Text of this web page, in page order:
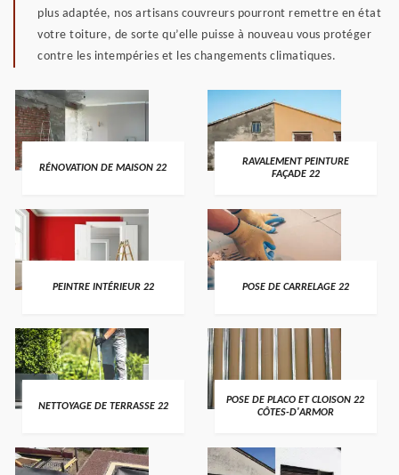
plus adaptée, nos artisans couvreurs pourront remettre en état
votre toiture, de sorte qu’elle puisse à nouveau vous protéger
contre les intempéries et les changements climatiques.
RÉNOVATION DE MAISON 22
RAVALEMENT PEINTURE
FAÇADE 22
PEINTRE INTÉRIEUR 22 POSE DE CARRELAGE 22
NETTOYAGE DE TERRASSE 22
POSE DE PLACO ET CLOISON 22
CÔTES-D'ARMOR